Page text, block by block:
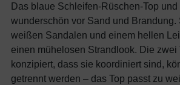
Das blaue Schleifen-Rüschen-Top
wunderschön vor Sand und Brandung.
weißen Sandalen und einem hellen
einen mühelosen Strandlook. Die zwei
konzipiert, dass sie koordiniert sind,
getrennt werden – das Top passt zu